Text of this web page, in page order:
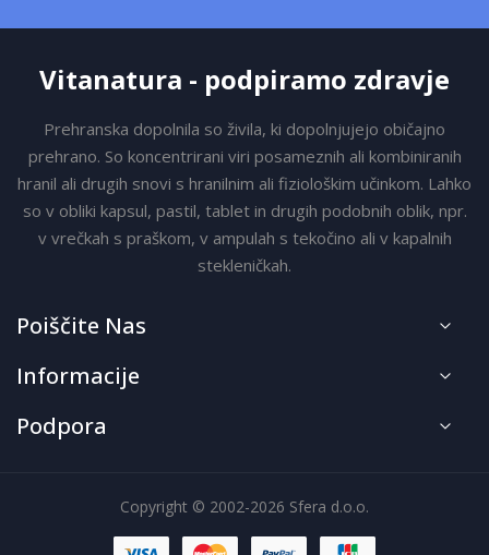
Poiščite Nas
Vitanatura - podpiramo zdravje
Prehranska dopolnila so živila, ki dopolnjujejo običajno
prehrano. So koncentrirani viri posameznih ali kombiniranih
hranil ali drugih snovi s hranilnim ali fiziološkim učinkom. Lahko
so v obliki kapsul, pastil, tablet in drugih podobnih oblik, npr.
v vrečkah s praškom, v ampulah s tekočino ali v kapalnih
stekleničkah.
Informacije
Podpora
Copyright © 2002-2026 Sfera d.o.o.